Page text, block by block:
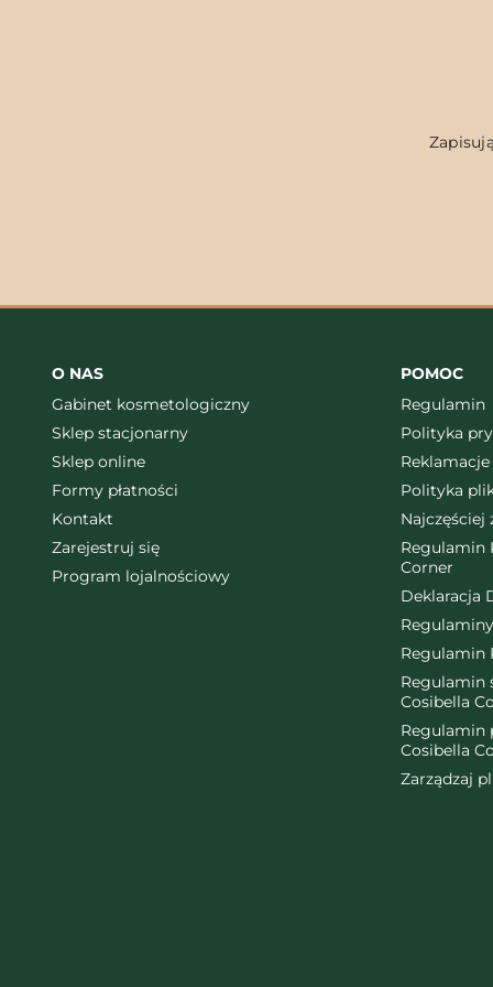
O NAS
Gabinet kosmetologiczny
Sklep stacjonarny
Sklep online
Formy płatności
Kontakt
Zarejestruj się
Program lojalnościowy
POMOC
Regulamin
Polityka
Polityka
Najczęściej
Regulamin
Corner
Deklaracja
Regulamin
Regulamin
Cosibella
Regulamin
Cosibella
Zarządzaj